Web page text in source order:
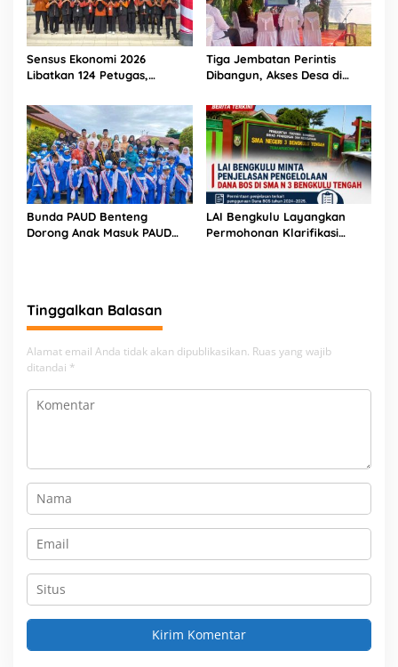
Sensus Ekonomi 2026
Libatkan 124 Petugas,
Data Ekonomi Akurat
Tiga Jembatan Perintis
Dibangun, Akses Desa di
Lancar
Bunda PAUD Benteng
Dorong Anak Masuk PAUD
LAI Bengkulu Layangkan
Permohonan Klarifikasi
Tinggalkan Balasan
Alamat email Anda tidak akan dipublikasikan. Ruas yang wajib
ditandai *